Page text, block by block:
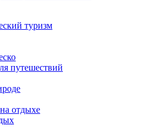
туризм
путешествий
отдыхе